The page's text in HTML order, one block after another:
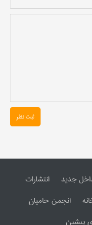
ثبت نظر
جدید
انتشارات
انجمن حامیان
پیشین